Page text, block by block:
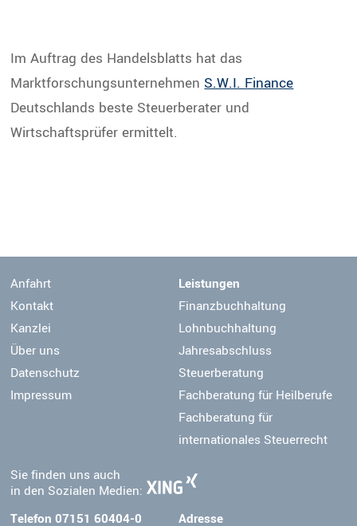
Im Auftrag des Handelsblatts hat das
MarktforschungsunternehmenS.W.I. Finance
Deutschlands beste Steuerberater und
Wirtschaftsprüfer ermittelt.
Anfahrt
Kontakt
Kanzlei
Über uns
Datenschutz
Impressum
Leistungen
Finanzbuchhaltung
Lohnbuchhaltung
Jahresabschluss
Steuerberatung
Fachberatung für Heilberufe
Fachberatung für
internationales Steuerrecht
Sie finden uns auch
in den Sozialen Medien:
Telefon 07151 60404-0
Adresse